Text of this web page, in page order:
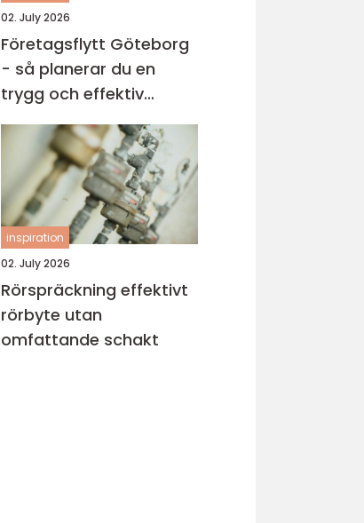
02. July 2026
Företagsflytt Göteborg
- så planerar du en
trygg och effektiv
kontorsflytt
inspiration
02. July 2026
Rörspräckning effektivt
rörbyte utan
omfattande schakt